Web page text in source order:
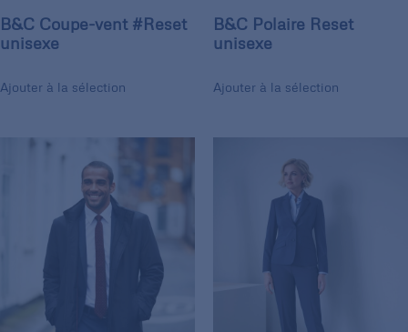
B&C Coupe-vent #Reset
unisexe
Ajouter à la sélection
B&C Polaire Reset
unisexe
Ajouter à la sélection